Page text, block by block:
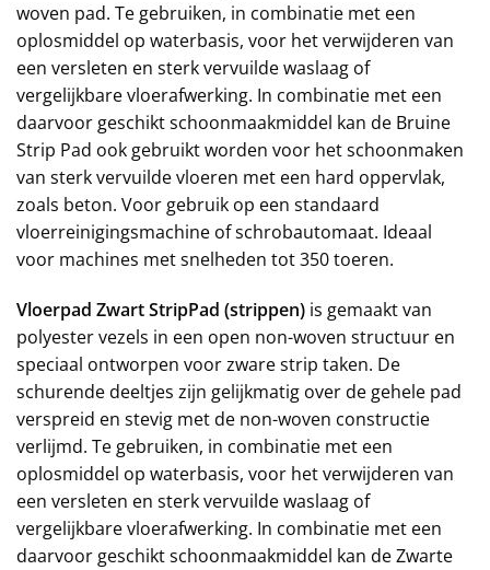
woven pad. Te gebruiken, in combinatie met een
oplosmiddel op waterbasis, voor het verwijderen van
een versleten en sterk vervuilde waslaag of
vergelijkbare vloerafwerking. In combinatie met een
daarvoor geschikt schoonmaakmiddel kan de Bruine
Strip Pad ook gebruikt worden voor het schoonmaken
van sterk vervuilde vloeren met een hard oppervlak,
zoals beton. Voor gebruik op een standaard
vloerreinigingsmachine of schrobautomaat. Ideaal
voor machines met snelheden tot 350 toeren.
Vloerpad Zwart StripPad (strippen) is gemaakt van
polyester vezels in een open non-woven structuur en
speciaal ontworpen voor zware strip taken. De
schurende deeltjes zijn gelijkmatig over de gehele pad
verspreid en stevig met de non-woven constructie
verlijmd. Te gebruiken, in combinatie met een
oplosmiddel op waterbasis, voor het verwijderen van
een versleten en sterk vervuilde waslaag of
vergelijkbare vloerafwerking. In combinatie met een
daarvoor geschikt schoonmaakmiddel kan de Zwarte